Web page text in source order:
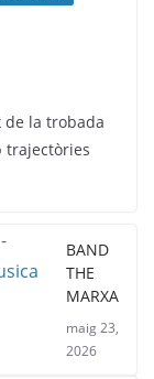
de la trobada
trajectòries
BAND
THE
MARXA
maig 23,
2026